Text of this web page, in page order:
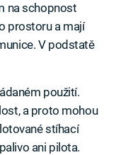
na schopnost
prostoru a mají
V podstatě
použití.
a proto mohou
stíhací
ani pilota.